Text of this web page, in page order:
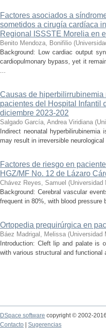
Factores asociados a
sometidos a cirugía cardíaca
Regional ISSSTE Morelia en
Benito Mendoza, Bonifilio (
Background: Low cardiac output
cardiopulmonary bypass, yet it
...
Causas de
pacientes del Hospital Infantil
diciembre 2023-202
Salgado García, Andrea Viridiana (
Indirect neonatal
may result in irreversible
Factores de riesgo en
HGZ/MF No. 12 de Lázaro
Chávez Reyes, Samuel (Universidad
Background: Cerebral vascular
frequent in 80%, with blood
Ortopedia prequirúrgica en
Báez Madrigal, Melissa (Universidad
Introduction: Cleft lip and palate is
with various structural and
DSpace software copyright © 2002-2016
Contacto
Sugerencias